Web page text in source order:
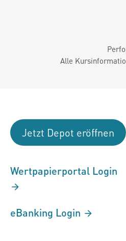
Alle
Jetzt Depot eröffnen
Wertpapierportal Login
eBanking Login